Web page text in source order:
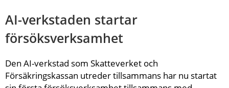
AI-verkstaden startar
försöksverksamhet
Den AI-verkstad som Skatteverket och
Försäkringskassan utreder tillsammans har nu startat